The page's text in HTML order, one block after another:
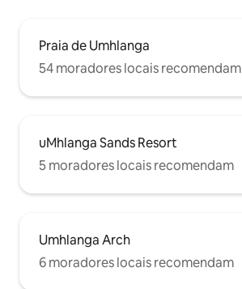
Praia de Umhlanga
54 moradores locais recomendam
uMhlanga Sands Resort
5 moradores locais recomendam
Umhlanga Arch
6 moradores locais recomendam